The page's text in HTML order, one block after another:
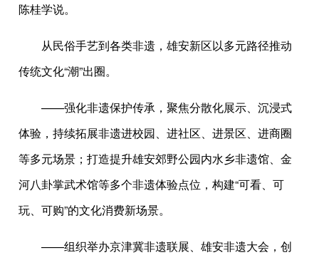
陈桂学说。
从民俗手艺到各类非遗，雄安新区以多元路径推动
传统文化“潮”出圈。
——强化非遗保护传承，聚焦分散化展示、沉浸式
体验，持续拓展非遗进校园、进社区、进景区、进商圈
等多元场景；打造提升雄安郊野公园内水乡非遗馆、金
河八卦掌武术馆等多个非遗体验点位，构建“可看、可
玩、可购”的文化消费新场景。
——组织举办京津冀非遗联展、雄安非遗大会，创